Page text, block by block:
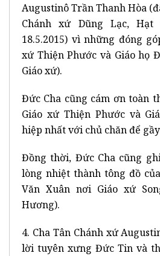
Augustinô Trần Thanh Hòa
Chánh xứ Dũng Lạc,
18.5.2015) vì những đóng
xứ Thiện Phước và Giáo họ
Giáo xứ).
Đức Cha cũng cám ơn toàn
Giáo xứ Thiện Phước và
hiệp nhất với chủ chăn để
Đồng thời, Đức Cha cũng
lòng nhiệt thành tông đồ
Văn Xuân nơi Giáo xứ
Hương).
4. Cha Tân Chánh xứ
lời tuyên xưng Đức Tin và